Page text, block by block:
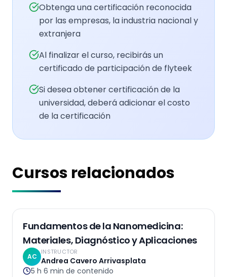
Obtenga una certificación reconocida
por las empresas, la industria nacional y
extranjera
Al finalizar el curso, recibirás un
certificado de participación de flyteek
Si desea obtener certificación de la
universidad, deberá adicionar el costo
de la certificación
Cursos relacionados
Fundamentos de la Nanomedicina:
Materiales, Diagnóstico y Aplicaciones
AC
INSTRUCTOR
Andrea Cavero Arrivasplata
5 h 6 min de contenido